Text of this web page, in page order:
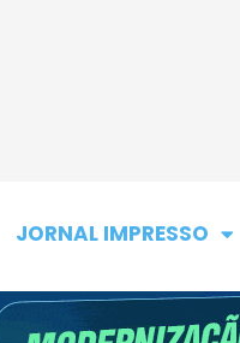
JORNAL IMPRESSO